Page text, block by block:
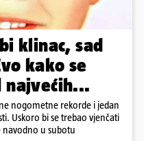
klinac, sad
kako se
najvećih...
nogometne rekorde i jedan
Uskoro bi se trebao vjenčati
navodno u subotu